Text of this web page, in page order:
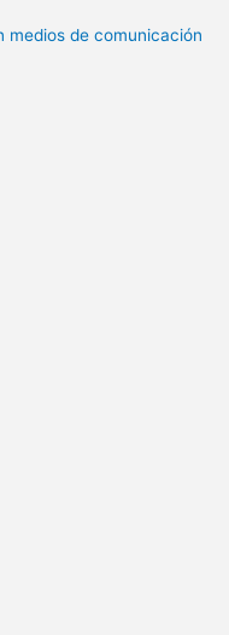
medios de comunicación